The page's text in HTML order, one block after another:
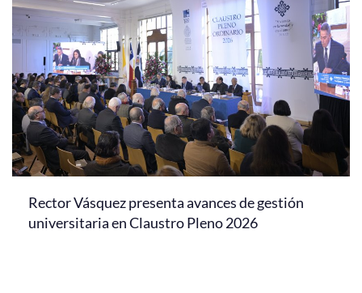
Rector Vásquez presenta avances de gestión
universitaria en Claustro Pleno 2026